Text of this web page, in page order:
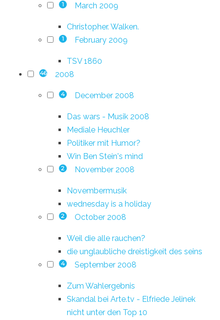
1 March 2009
Christopher. Walken.
1 February 2009
TSV 1860
46 2008
4 December 2008
Das wars - Musik 2008
Mediale Heuchler
Politiker mit Humor?
Win Ben Stein's mind
2 November 2008
Novembermusik
wednesday is a holiday
2 October 2008
Weil die alle rauchen?
die unglaubliche dreistigkeit des seins
4 September 2008
Zum Wahlergebnis
Skandal bei Arte.tv - Elfriede Jelinek
nicht unter den Top 10